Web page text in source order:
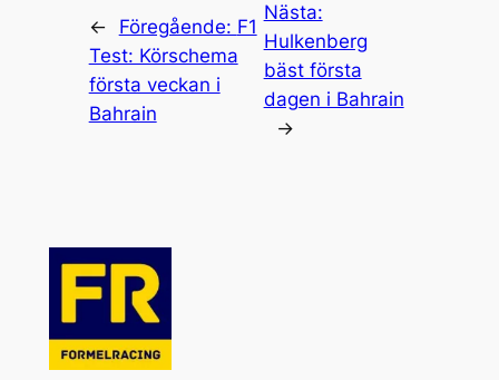
← Föregående: F1
Test: Körschema
första veckan i
Bahrain
Nästa:
Hulkenberg
bäst första
dagen i Bahrain
→